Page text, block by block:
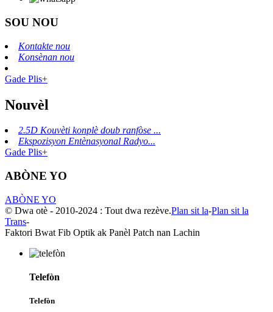
SOU NOU
Kontakte nou
Konsènan nou
Gade Plis+
Nouvèl
2.5D Kouvèti konplè doub ranfòse ...
Ekspozisyon Entènasyonal Radyo...
Gade Plis+
ABÒNE YO
ABÒNE YO
© Dwa otè - 2010-2024 : Tout dwa rezève.Plan sit la-Plan sit la
Trans-
Faktori Bwat Fib Optik ak Panèl Patch nan Lachin
Telefòn
Telefòn